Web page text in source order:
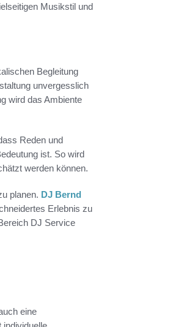
Musikstil und
Begleitung
unvergesslich
wird das Ambiente
Reden und
ist. So wird
werden können.
planen. DJ Bernd
Erlebnis zu
DJ Service
eine